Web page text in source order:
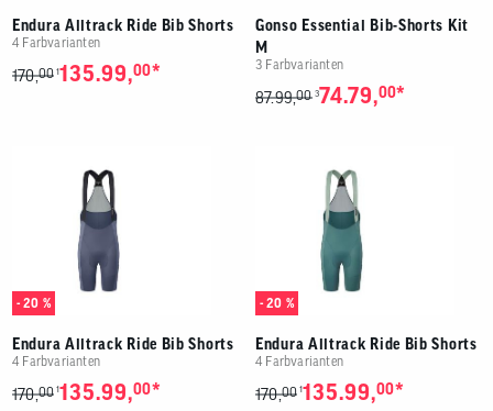
Endura Alltrack Ride Bib Shorts
4 Farbvarianten
170,00 1135.99,00*
Gonso Essential Bib-Shorts Kit
M
3 Farbvarianten
87.99,00 374.79,00*
- 20 %
Endura Alltrack Ride Bib Shorts
4 Farbvarianten
170,00 1135.99,00*
- 20 %
Endura Alltrack Ride Bib Shorts
4 Farbvarianten
170,00 1135.99,00*